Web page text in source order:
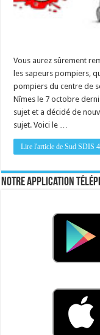
Vous aurez sûrement
les sapeurs pompiers,
pompiers du centre de
Nîmes le 7 octobre
sujet et a décidé de
sujet. Voici le …
Lire l'article de Sud SDIS
Notre application